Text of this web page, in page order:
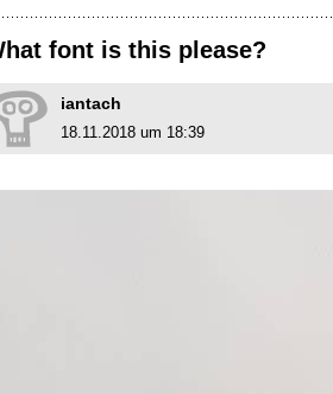
font is this please?
iantach
18.11.2018 um 18:39